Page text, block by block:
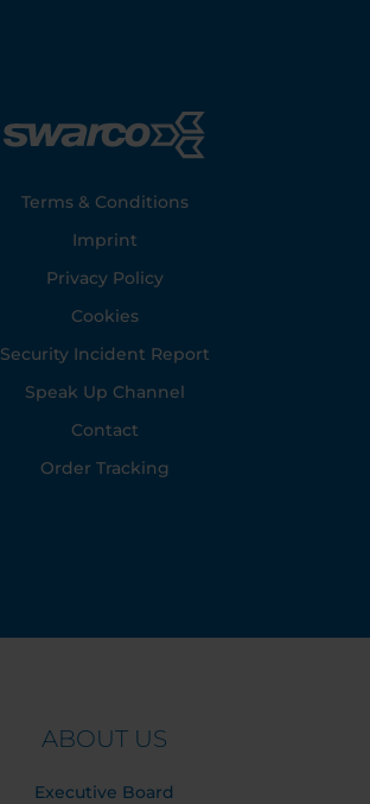
Terms & Conditions
Imprint
Privacy Policy
Cookies
Security Incident Report
Speak Up Channel
Contact
Order Tracking
ABOUT US
Executive Board